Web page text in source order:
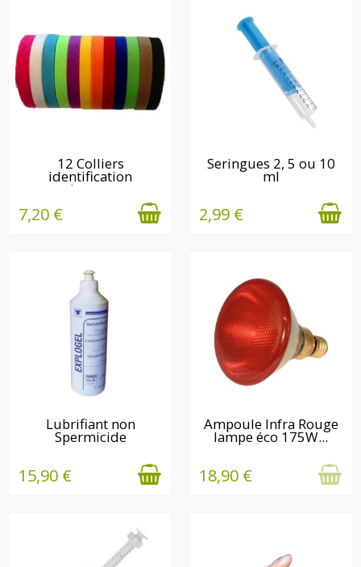
EN STOCK
12 Colliers
identification
naissance...
7,20 €
EN STOCK
Seringues 2, 5 ou 10
ml
2,99 €
RÉAPPROVISIONNEMENT
EN 7 JOURS
Lubrifiant non
Spermicide
15,90 €
EN STOCK
Ampoule Infra Rouge
lampe éco 175W...
18,90 €